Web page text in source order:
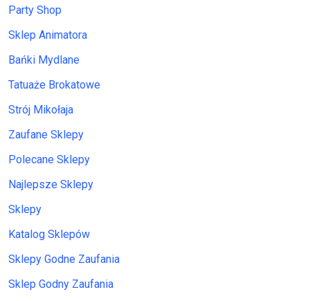
Party Shop
Sklep Animatora
Bańki Mydlane
Tatuaże Brokatowe
Strój Mikołaja
Zaufane Sklepy
Polecane Sklepy
Najlepsze Sklepy
Sklepy
Katalog Sklepów
Sklepy Godne Zaufania
Sklep Godny Zaufania